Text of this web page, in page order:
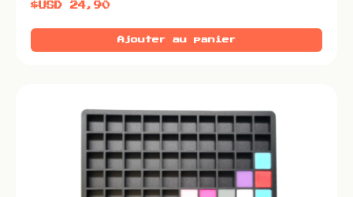
$USD24,90
Ajouter au panier